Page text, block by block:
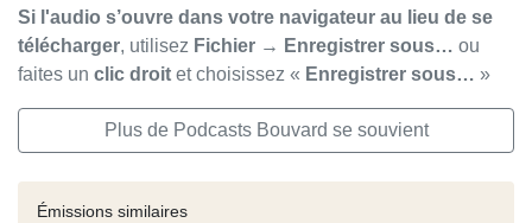
Si l'audio s’ouvre dans votre navigateur au lieu de se
télécharger, utilisez Fichier → Enregistrer sous… ou
faites un clic droit et choisissez « Enregistrer sous… »
Plus de Podcasts Bouvard se souvient
Émissions similaires